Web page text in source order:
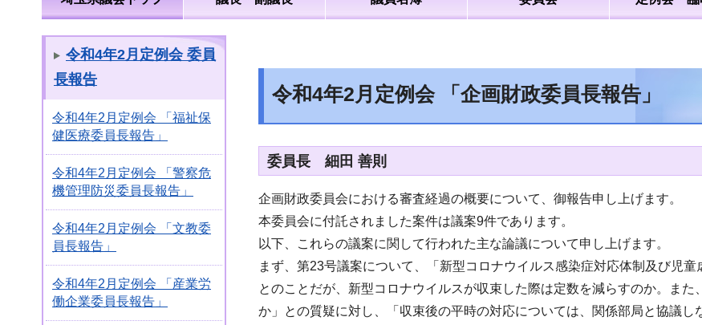
令和4年2月定例会 委員
長報告
令和4年2月定例会 「福祉保
健医療委員長報告」
令和4年2月定例会 「警察危
機管理防災委員長報告」
令和4年2月定例会 「文教委
員長報告」
令和4年2月定例会 「産業労
働企業委員長報告」
令和4年2月定例会 「企画財政委員長報告」
委員長 細田 善則
企画財政委員会における審査経過の概要について、御報告申し上げます。
本委員会に付託されました案件は議案9件であります。
以下、これらの議案に関して行われた主な論議について申し上げます。
まず、第23号議案について、「新型コロナウイルス感染症対応体制及び児
とのことだが、新型コロナウイルスが収束した際は定数を減らすのか。ま
か」との質疑に対し、「収束後の平時の対応については、関係部局と協議